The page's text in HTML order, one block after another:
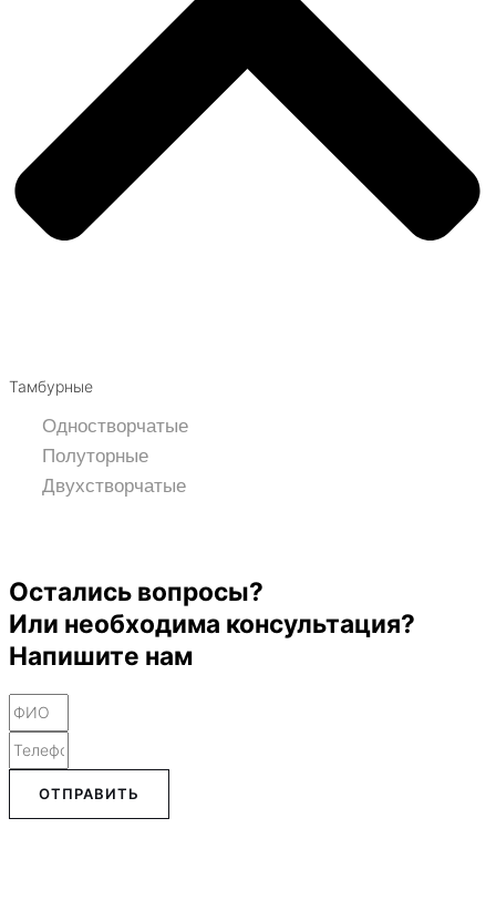
Тамбурные
Одностворчатые
Полуторные
Двухстворчатые
Остались вопросы?
Или необходима консультация?
Напишите нам
ОТПРАВИТЬ